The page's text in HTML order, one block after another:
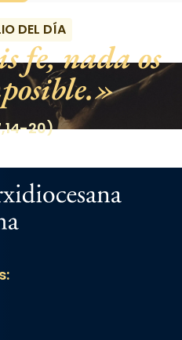
DEL DÍA
fe, nada os
20)
Cristiana